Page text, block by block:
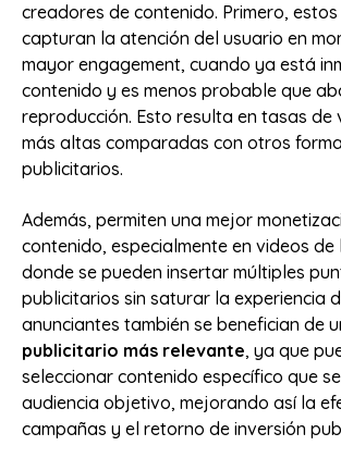
creadores de contenido. Primero,
capturan la atención del usuario en
mayor engagement, cuando ya está
contenido y es menos probable que
reproducción. Esto resulta en tasas de
más altas comparadas con otros
publicitarios.
Además, permiten una mejor
contenido, especialmente en videos
donde se pueden insertar múltiples
publicitarios sin saturar la experiencia
anunciantes también se benefician de
publicitario más relevante, ya que
seleccionar contenido específico que
audiencia objetivo, mejorando así la
campañas y el retorno de inversión